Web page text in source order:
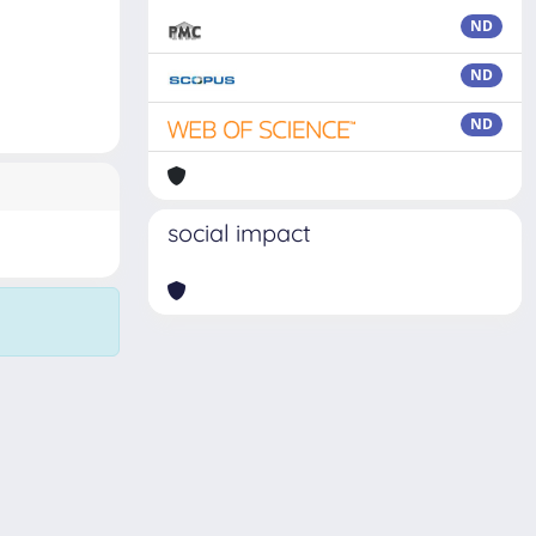
ND
ND
ND
social impact